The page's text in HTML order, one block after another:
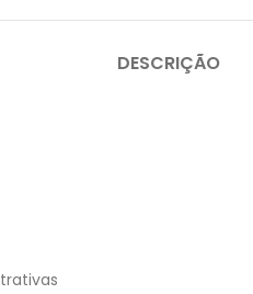
DESCRIÇÃO